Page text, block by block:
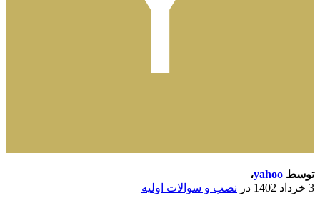
توسط yahoo،
3 خرداد 1402
در نصب و سوالات اولیه